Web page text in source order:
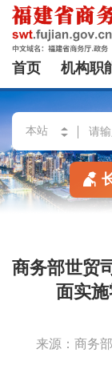
首页 机构职
商务部世贸
面实
来源：商务